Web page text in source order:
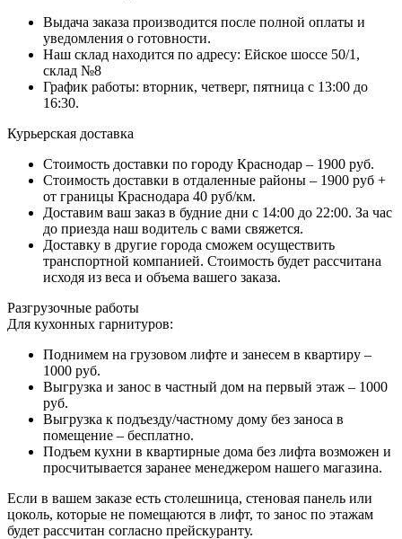
Выдача заказа производится после полной оплаты и
уведомления о готовности.
Наш склад находится по адресу: Ейское шоссе 50/1,
склад №8
График работы: вторник, четверг, пятница с 13:00 до
16:30.
Курьерская доставка
Стоимость доставки по городу Краснодар – 1900 руб.
Стоимость доставки в отдаленные районы – 1900 руб +
от границы Краснодара 40 руб/км.
Доставим ваш заказ в будние дни с 14:00 до 22:00. За час
до приезда наш водитель с вами свяжется.
Доставку в другие города сможем осуществить
транспортной компанией. Стоимость будет рассчитана
исходя из веса и объема вашего заказа.
Разгрузочные работы
Для кухонных гарнитуров:
Поднимем на грузовом лифте и занесем в квартиру –
1000 руб.
Выгрузка и занос в частный дом на первый этаж – 1000
руб.
Выгрузка к подъезду/частному дому без заноса в
помещение – бесплатно.
Подъем кухни в квартирные дома без лифта возможен и
просчитывается заранее менеджером нашего магазина.
Если в вашем заказе есть столешница, стеновая панель или
цоколь, которые не помещаются в лифт, то занос по этажам
будет рассчитан согласно прейскуранту.